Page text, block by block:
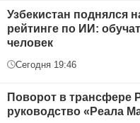
Узбекистан поднялся
рейтинге по ИИ:
человек
Сегодня 19:46
Поворот в трансфере
руководство «Реала